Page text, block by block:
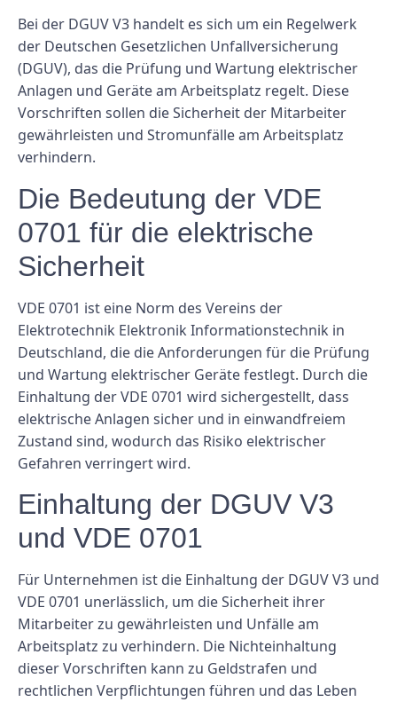
Bei der DGUV V3 handelt es sich um ein Regelwerk
der Deutschen Gesetzlichen Unfallversicherung
(DGUV), das die Prüfung und Wartung elektrischer
Anlagen und Geräte am Arbeitsplatz regelt. Diese
Vorschriften sollen die Sicherheit der Mitarbeiter
gewährleisten und Stromunfälle am Arbeitsplatz
verhindern.
Die Bedeutung der VDE
0701 für die elektrische
Sicherheit
VDE 0701 ist eine Norm des Vereins der
Elektrotechnik Elektronik Informationstechnik in
Deutschland, die die Anforderungen für die Prüfung
und Wartung elektrischer Geräte festlegt. Durch die
Einhaltung der VDE 0701 wird sichergestellt, dass
elektrische Anlagen sicher und in einwandfreiem
Zustand sind, wodurch das Risiko elektrischer
Gefahren verringert wird.
Einhaltung der DGUV V3
und VDE 0701
Für Unternehmen ist die Einhaltung der DGUV V3 und
VDE 0701 unerlässlich, um die Sicherheit ihrer
Mitarbeiter zu gewährleisten und Unfälle am
Arbeitsplatz zu verhindern. Die Nichteinhaltung
dieser Vorschriften kann zu Geldstrafen und
rechtlichen Verpflichtungen führen und das Leben